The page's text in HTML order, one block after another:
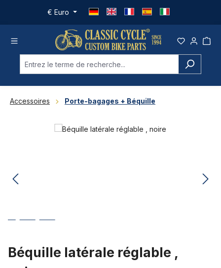
Passer au contenu principal
€ Euro
Accessoires Porte-bagages + Béquille
Ignorer la galerie d'images
Béquille latérale réglable ,